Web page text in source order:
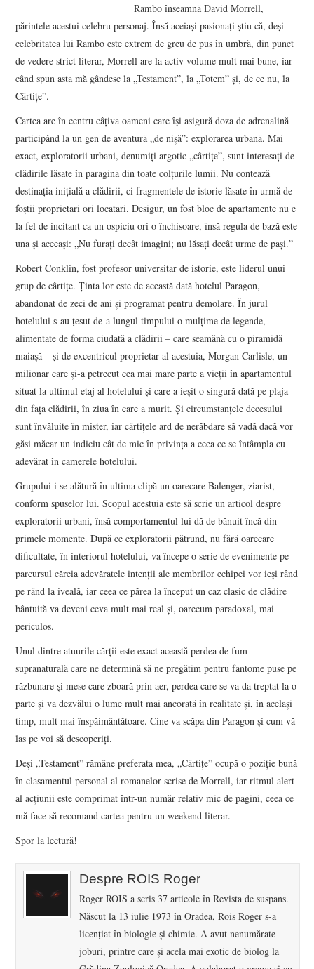
Rambo înseamnă David Morrell,
părintele acestui celebru personaj. Însă aceiași pasionați știu că, deși
celebritatea lui Rambo este extrem de greu de pus în umbră, din punct
de vedere strict literar, Morrell are la activ volume mult mai bune, iar
când spun asta mă gândesc la „Testament”, la „Totem” și, de ce nu, la
Cârtițe”.
Cartea are în centru câțiva oameni care își asigură doza de adrenalină
participând la un gen de aventură „de nișă”: explorarea urbană. Mai
exact, exploratorii urbani, denumiți argotic „cârtițe”, sunt interesați de
clădirile lăsate în paragină din toate colțurile lumii. Nu contează
destinația inițială a clădirii, ci fragmentele de istorie lăsate în urmă de
foștii proprietari ori locatari. Desigur, un fost bloc de apartamente nu e
la fel de incitant ca un ospiciu ori o închisoare, însă regula de bază este
una și aceeași: „Nu furaţi decât imagini; nu lăsaţi decât urme de paşi.”
Robert Conklin, fost profesor universitar de istorie, este liderul unui
grup de cârtițe. Ținta lor este de această dată hotelul Paragon,
abandonat de zeci de ani și programat pentru demolare. În jurul
hotelului s-au țesut de-a lungul timpului o mulțime de legende,
alimentate de forma ciudată a clădirii – care seamănă cu o piramidă
maiașă – și de excentricul proprietar al acestuia, Morgan Carlisle, un
milionar care și-a petrecut cea mai mare parte a vieții în apartamentul
situat la ultimul etaj al hotelului și care a ieșit o singură dată pe plaja
din fața clădirii, în ziua în care a murit. Și circumstanțele decesului
sunt învăluite în mister, iar cârtițele ard de nerăbdare să vadă dacă vor
găsi măcar un indiciu cât de mic în privința a ceea ce se întâmpla cu
adevărat în camerele hotelului.
Grupului i se alătură în ultima clipă un oarecare Balenger, ziarist,
conform spuselor lui. Scopul acestuia este să scrie un articol despre
exploratorii urbani, însă comportamentul lui dă de bănuit încă din
primele momente. După ce exploratorii pătrund, nu fără oarecare
dificultate, în interiorul hotelului, va începe o serie de evenimente pe
parcursul căreia adevăratele intenții ale membrilor echipei vor ieși rând
pe rând la iveală, iar ceea ce părea la început un caz clasic de clădire
bântuită va deveni ceva mult mai real și, oarecum paradoxal, mai
periculos.
Unul dintre atuurile cărții este exact această perdea de fum
supranaturală care ne determină să ne pregătim pentru fantome puse pe
răzbunare și mese care zboară prin aer, perdea care se va da treptat la o
parte și va dezvălui o lume mult mai ancorată în realitate și, în același
timp, mult mai înspăimântătoare. Cine va scăpa din Paragon și cum vă
las pe voi să descoperiți.
Deși „Testament” rămâne preferata mea, „Cârtițe” ocupă o poziție bună
în clasamentul personal al romanelor scrise de Morrell, iar ritmul alert
al acțiunii este comprimat într-un număr relativ mic de pagini, ceea ce
mă face să recomand cartea pentru un weekend literar.
Spor la lectură!
Despre ROIS Roger
Roger ROIS a scris 37 articole în Revista de suspans.
Născut la 13 iulie 1973 în Oradea, Rois Roger s-a
licenţiat în biologie şi chimie. A avut nenumărate
joburi, printre care şi acela mai exotic de biolog la